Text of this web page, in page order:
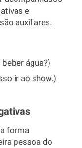
e
auxiliares.
água?)
ir ao show.)
forma
pessoa do